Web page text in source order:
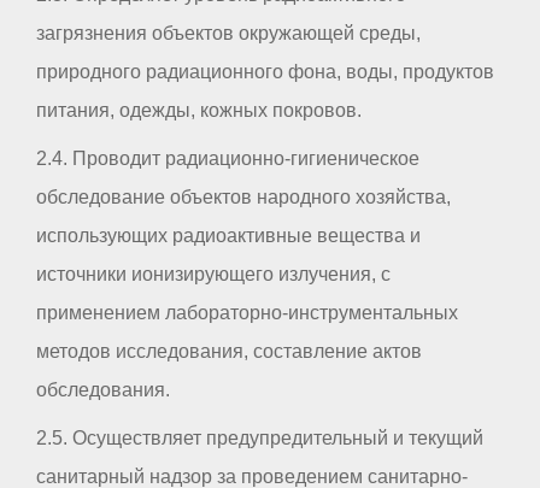
загрязнения объектов окружающей среды,
природного радиационного фона, воды, продуктов
питания, одежды, кожных покровов.
2.4. Проводит радиационно-гигиеническое
обследование объектов народного хозяйства,
использующих радиоактивные вещества и
источники ионизирующего излучения, с
применением лабораторно-инструментальных
методов исследования, составление актов
обследования.
2.5. Осуществляет предупредительный и текущий
санитарный надзор за проведением санитарно-